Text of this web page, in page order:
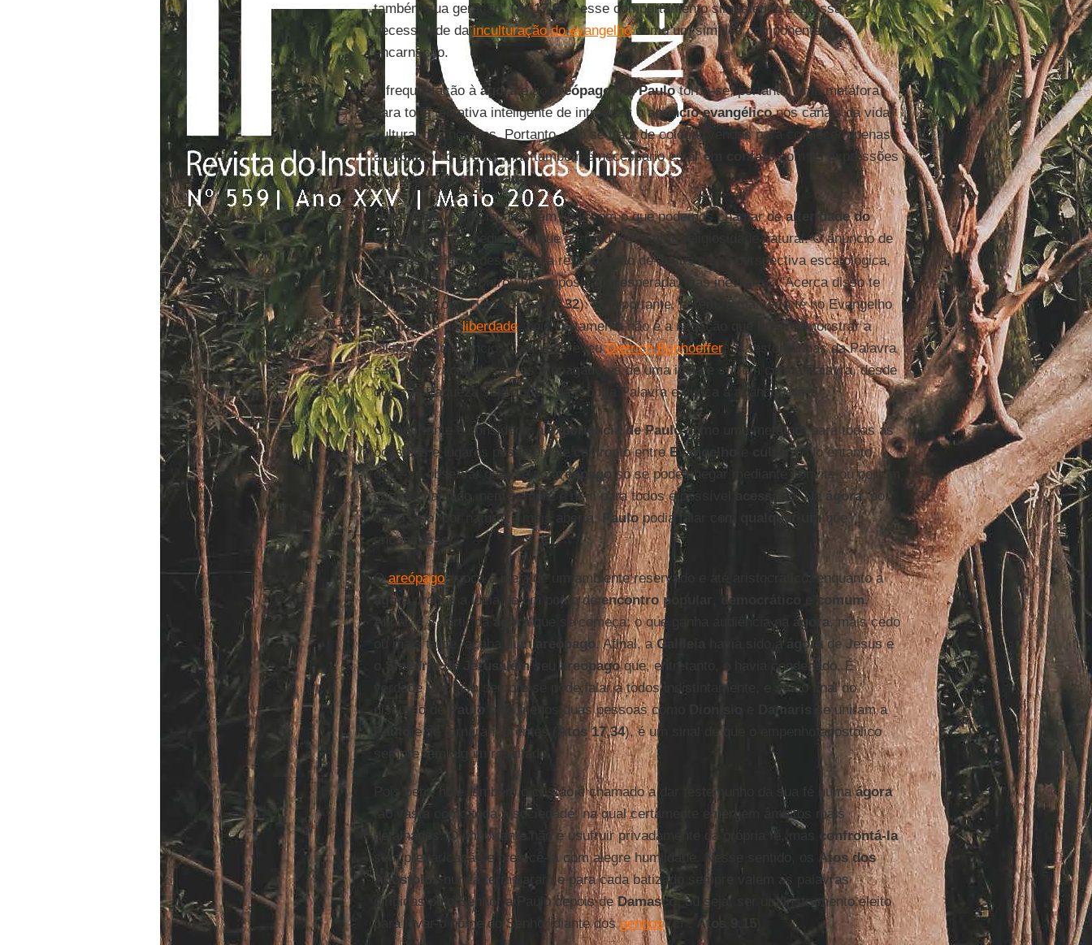
também sua geração” (At 17,28); esse comportamento simpatético expressa a
necessidade dainculturação do evangelhocomo um simples componente da
encarnação.
A frequentação à ágorae ao areópagoporPaulotorna-se, portanto, uma metáfora
para toda tentativa inteligente de introduzir oanúncio evangéliconos canais da vida
cultural dos homens. Portanto, não se trata de colocar vendas para conhecer apenas
aBíbliaou oCredo, mas também é necessário estar em contatocom as expressões
de cadacultura humana.
No entanto, é preciso também lidar com o que podemos chamar dealteridade do
Evangelho , na medida em que é irredutível a uma religiosidade natural. O anúncio de
suas especificidades, como a ressurreição de Jesus e sua perspectiva escatológica,
noareópago encontrou uma oposição inesperada, mas inevitável: "Acerca disso te
ouviremos outra vez" (Atos 17,32). O importante, porém, é manter a fé no Evangelho
dagraçae daliberdade, pois certamente não é a negação que pode demonstrar a
falsidade do anúncio. Como escreveuDietrich Bonhoeffer, as testemunhas da Palavra
são mais fracas do que os propagadores de uma ideia e sofrem com a Palavra, desde
que sua fraqueza seja aquela da própria Palavra e nunca a abandonem.
O importante é considerar aexperiência de Paulocomo uma metáfora para todas as
ocasiões e lugares possíveis de confronto entreEvangelho cultura. No entanto,
deve-se observar que, se aoareópago só se pode chegar mediante convite ou por um
cortês chamado, nem sempre e nem para todos é possível
acessá-lo. Na ágora, por
outro lado, por natureza mais aberta,
Paulopodia falar com qualquer umque
encontrasse.
Oareópagoevoca a ideia de um ambiente reservado e até aristocrático, enquanto a
ágora
propõe a ideia de um ponto deencontro popular democrático comum.
Afinal, é a partir da
ágoraque se começa: o que ganha audiência na ágora, mais cedo
ou mais tarde, acaba numareópago. Afinal, aGalileia havia sido a ágorade Jesus e
Sinédrio de Jerusalémseu areópagoque, entretanto, o havia condenado. É
verdade que nem sempre se pode falar a todos indistintamente, e se no final do
discurso de
Paulo pelo menos duas pessoas como Damaris
se uniram a
Paulo
e se tornaram crentes ( Atos 17,34), é um sinal de que o empenho apostólico
sempre tem algum resultado.
Pois bem, hoje também o cristão é chamado a dar testemunho da sua fé numaágora
tão vasta como toda a sociedade, na qual certamente emergem âmbitos mais
detalhados. O importante não é usufruir privadamente da própria fé, mas
confrontá-la
sem prevaricação e oferecê-la com alegre humildade. Nesse sentido, os
Atos dos
Apóstolos nunca terminaram e para cada batizado sempre valem as palavras
dirigidas pelo Senhor a Paulo depois deDamasco , ou seja, ser um instrumento eleito
para levar o nome do Senhor diante dosgentios(cf . Atos 9,15